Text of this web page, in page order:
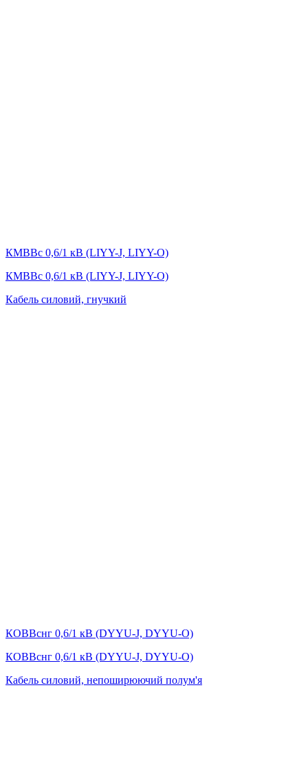
КМВВс 0,6/1 кВ (LIYY-J, LIYY-O)
КМВВс 0,6/1 кВ (LIYY-J, LIYY-O)
Кабель силовий, гнучкий
КОВВснг 0,6/1 кВ (DYYU-J, DYYU-O)
КОВВснг 0,6/1 кВ (DYYU-J, DYYU-O)
Кабель силовий, непоширюючий полум'я